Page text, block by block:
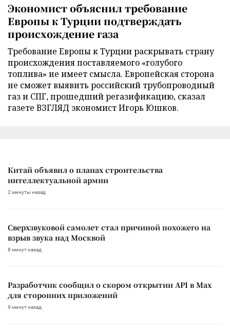
Экономист объяснил требование
Европы к Турции подтверждать
происхождение газа
Требование Европы к Турции раскрывать страну
происхождения поставляемого «голубого
топлива» не имеет смысла. Европейская сторона
не сможет выявить российский трубопроводный
газ и СПГ, прошедший регазификацию, сказал
газете ВЗГЛЯД экономист Игорь Юшков.
Китай объявил о планах строительства
интеллектуальной армии
2 минуты назад
Сверхзвуковой самолет стал причиной похожего на
взрыв звука над Москвой
8 минут назад
Разработчик сообщил о скором открытии API в Max
для сторонних приложений
9 минут назад